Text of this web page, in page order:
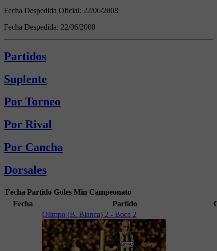
Fecha Despedida Oficial: 22/06/2008
Fecha Despedida: 22/06/2008
Partidos
Suplente
Por Torneo
Por Rival
Por Cancha
Dorsales
Fecha Partido Goles Min Campeonato
Fecha
Partido
Olimpo (B. Blanca) 2 - Boca 2